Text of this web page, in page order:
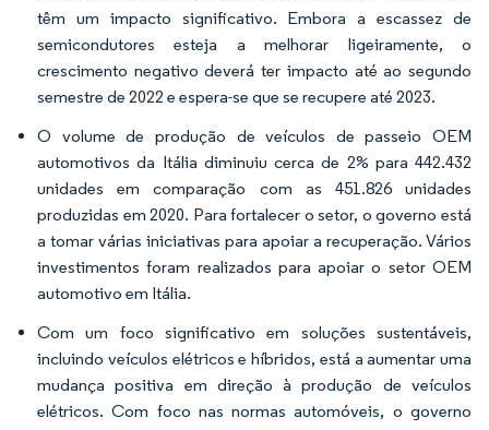
têm um impacto significativo. Embora a escassez de
semicondutores esteja a melhorar ligeiramente, o
crescimento negativo deverá ter impacto até ao segundo
semestre de 2022 e espera-se que se recupere até 2023.
O volume de produção de veículos de passeio OEM
automotivos da Itália diminuiu cerca de 2% para 442.432
unidades em comparação com as 451.826 unidades
produzidas em 2020. Para fortalecer o setor, o governo está
a tomar várias iniciativas para apoiar a recuperação. Vários
investimentos foram realizados para apoiar o setor OEM
automotivo em Itália.
Com um foco significativo em soluções sustentáveis,
incluindo veículos elétricos e híbridos, está a aumentar uma
mudança positiva em direção à produção de veículos
elétricos. Com foco nas normas automóveis, o governo